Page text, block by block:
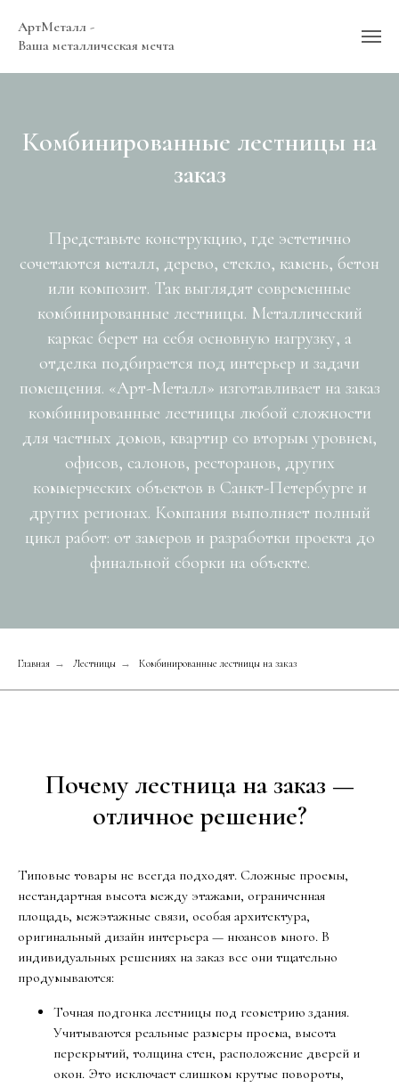
АртМеталл -
Ваша металлическая мечта
Комбинированные лестницы на
заказ
Представьте конструкцию, где эстетично
сочетаются металл, дерево, стекло, камень, бетон
или композит. Так выглядят современные
комбинированные лестницы. Металлический
каркас берет на себя основную нагрузку, а
отделка подбирается под интерьер и задачи
помещения. «Арт-Металл» изготавливает на заказ
комбинированные лестницы любой сложности
для частных домов, квартир со вторым уровнем,
офисов, салонов, ресторанов, других
коммерческих объектов в Санкт-Петербурге и
других регионах. Компания выполняет полный
цикл работ: от замеров и разработки проекта до
финальной сборки на объекте.
Главная → Лестницы → Комбинированные лестницы на заказ
Почему лестница на заказ —
отличное решение?
Типовые товары не всегда подходят. Сложные проемы,
нестандартная высота между этажами, ограниченная
площадь, межэтажные связи, особая архитектура,
оригинальный дизайн интерьера — нюансов много. В
индивидуальных решениях на заказ все они тщательно
продумываются:
Точная подгонка лестницы под геометрию здания.
Учитываются реальные размеры проема, высота
перекрытий, толщина стен, расположение дверей и
окон. Это исключает слишком крутые повороты,